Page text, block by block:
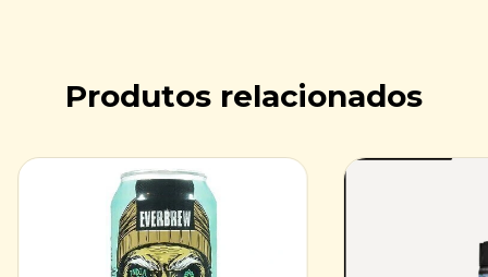
Produtos relacionados